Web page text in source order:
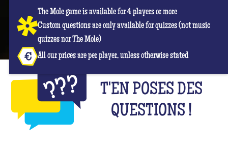
The Mole game is available for 4 players or more
Custom questions are only available for quizzes (not music
quizzes nor The Mole)
All our prices are per player, unless otherwise stated
T'EN POSES DES
QUESTIONS !